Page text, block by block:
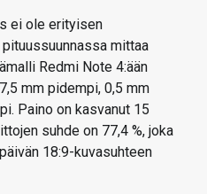
ei ole erityisen
mittaa
Redmi Note 4:ään
mm pidempi, 0,5 mm
Paino on kasvanut 15
suhde on 77,4 %, joka
18:9-kuvasuhteen